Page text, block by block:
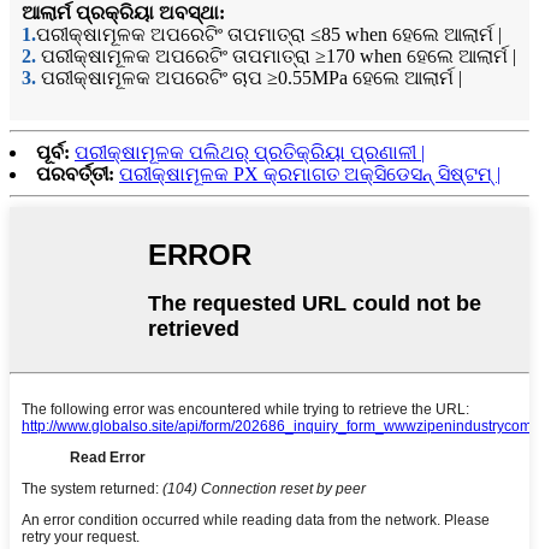
ଆଲାର୍ମ ପ୍ରକ୍ରିୟା ଅବସ୍ଥା:
1.ପରୀକ୍ଷାମୂଳକ ଅପରେଟିଂ ତାପମାତ୍ରା ≤85 when ହେଲେ ଆଲାର୍ମ |
2. ପରୀକ୍ଷାମୂଳକ ଅପରେଟିଂ ତାପମାତ୍ରା ≥170 when ହେଲେ ଆଲାର୍ମ |
3. ପରୀକ୍ଷାମୂଳକ ଅପରେଟିଂ ଚାପ ≥0.55MPa ହେଲେ ଆଲାର୍ମ |
ପୂର୍ବ: ପରୀକ୍ଷାମୂଳକ ପଲିଥର୍ ପ୍ରତିକ୍ରିୟା ପ୍ରଣାଳୀ |
ପରବର୍ତ୍ତୀ: ପରୀକ୍ଷାମୂଳକ PX ​​କ୍ରମାଗତ ଅକ୍ସିଡେସନ୍ ସିଷ୍ଟମ୍ |